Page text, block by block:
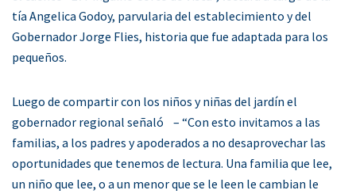
tía Angelica Godoy, parvularia del establecimiento y del
Gobernador Jorge Flies, historia que fue adaptada para los
pequeños.
Luego de compartir con los niños y niñas del jardín el
gobernador regional señaló – “Con esto invitamos a las
familias, a los padres y apoderados a no desaprovechar las
oportunidades que tenemos de lectura. Una familia que lee,
un niño que lee, o a un menor que se le leen le cambian le